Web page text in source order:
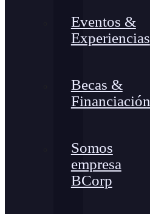
Eventos &
Experiencias
Becas &
Financiación
Somos
empresa
BCorp